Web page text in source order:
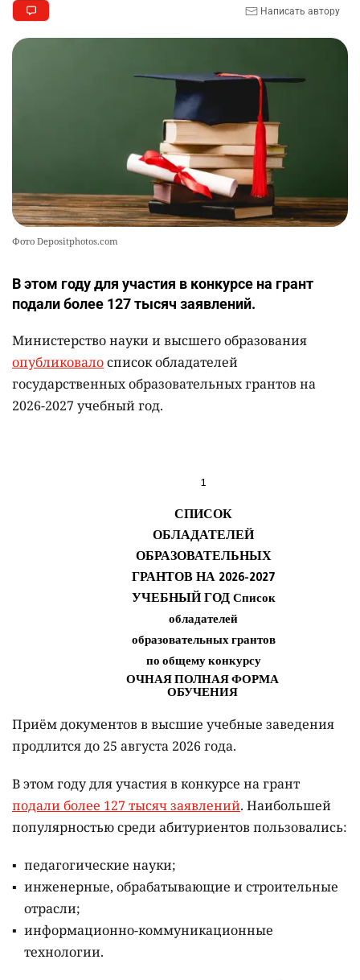
2322 2 37
📹 В семи турмаршрутах Бурабая
устанавливают поворотные камеры с
21
Написать автору
Фото Depositphotos.com
В этом году для участия в конкурсе на грант
подали более 127 тысяч заявлений.
Министерство науки и высшего образования
опубликовалосписок обладателей
государственных образовательных грантов на
2026-2027 учебный год.
Приём документов в высшие учебные заведения
продлится до 25 августа 2026 года.
В этом году для участия в конкурсе на грант
подали более 127 тысяч заявлений. Наибольшей
популярностью среди абитуриентов пользовались:
педагогические науки;
инженерные, обрабатывающие и строительные
отрасли;
информационно-коммуникационные
технологии.